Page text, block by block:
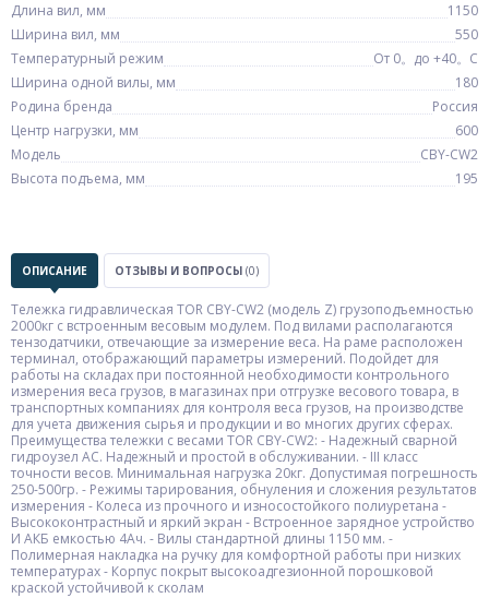
Длина вил, мм
1150
Ширина вил, мм
550
Температурный режим
От 0。до +40。C
Ширина одной вилы, мм
180
Родина бренда
Россия
Центр нагрузки, мм
600
Модель
CBY-CW2
Высота подъема, мм
195
ОПИСАНИЕ ОТЗЫВЫ И ВОПРОСЫ (0)
Тележка гидравлическая TOR CBY-CW2 (модель Z) грузоподъемностью
2000кг с встроенным весовым модулем. Под вилами располагаются
тензодатчики, отвечающие за измерение веса. На раме расположен
терминал, отображающий параметры измерений. Подойдет для
работы на складах при постоянной необходимости контрольного
измерения веса грузов, в магазинах при отгрузке весового товара, в
транспортных компаниях для контроля веса грузов, на производстве
для учета движения сырья и продукции и во многих других сферах.
Преимущества тележки с весами TOR CBY-CW2: - Надежный сварной
гидроузел AC. Надежный и простой в обслуживании. - III класс
точности весов. Минимальная нагрузка 20кг. Допустимая погрешность
250-500гр. - Режимы тарирования, обнуления и сложения результатов
измерения - Колеса из прочного и износостойкого полиуретана -
Высококонтрастный и яркий экран - Встроенное зарядное устройство
И АКБ емкостью 4Ач. - Вилы стандартной длины 1150 мм. -
Полимерная накладка на ручку для комфортной работы при низких
температурах - Корпус покрыт высокоадгезионной порошковой
краской устойчивой к сколам